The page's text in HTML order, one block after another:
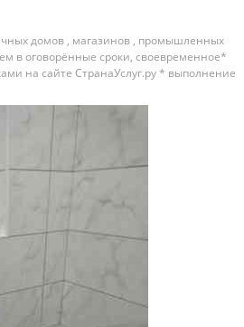
домов , магазинов , промышленных
в оговорённые сроки, своевременное*
на сайте СтранаУслуг.ру * выполнение
фотографии выполненных
и доставка...